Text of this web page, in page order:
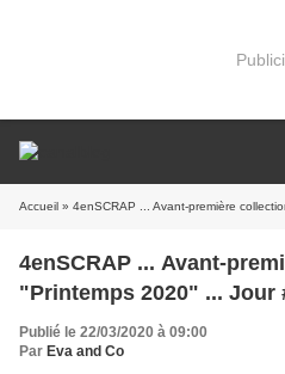
Accueil » 4enSCRAP ... Avant-première
4enSCRAP ... Avant-
"Printemps 2020" ... Jour
Publié le 22/03/2020 à 09:00
Par Eva and Co